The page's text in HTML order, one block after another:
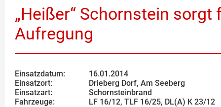
„Heißer“ Schornstein
Aufregung
Einsatzdatum:
16.01.2014
Einsatzort:
Drieberg Dorf, Am Seeberg
Einsatzart:
Schornsteinbrand
Fahrzeuge:
LF 16/12, TLF 16/25, DL(A) K 23/12